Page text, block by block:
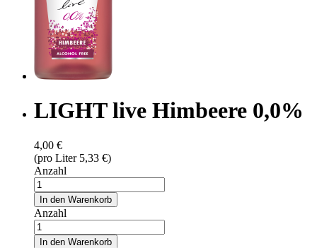
LIGHT live Himbeere 0,0%
4,00 €
(pro Liter 5,33 €)
Anzahl
In den Warenkorb
Anzahl
In den Warenkorb